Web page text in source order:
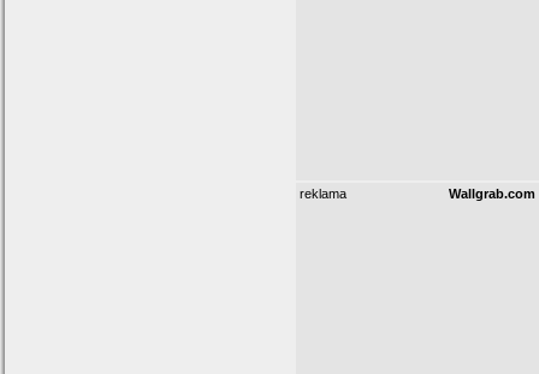
reklama Wallgrab.com